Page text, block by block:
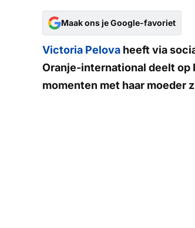
Maak ons je Google-favoriet
Victoria Pelova heeft via
Oranje-international deelt op
momenten met haar moeder